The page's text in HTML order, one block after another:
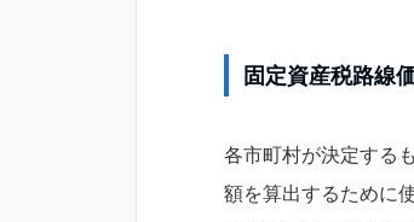
固定資産税路線
各市町村が決定する
額を算出するために